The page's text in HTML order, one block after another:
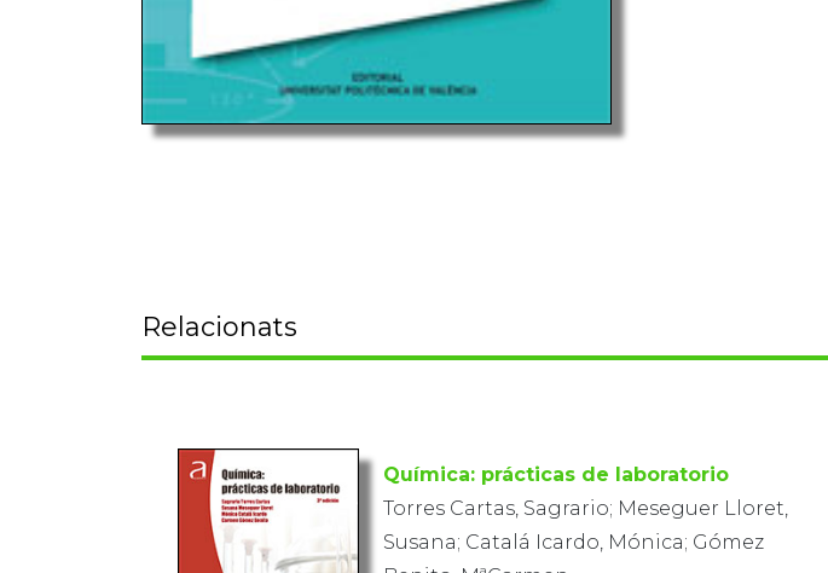
Relacionats
Química: prácticas de laboratorio
Torres Cartas, Sagrario; Meseguer Lloret,
Susana; Catalá Icardo, Mónica; Gómez